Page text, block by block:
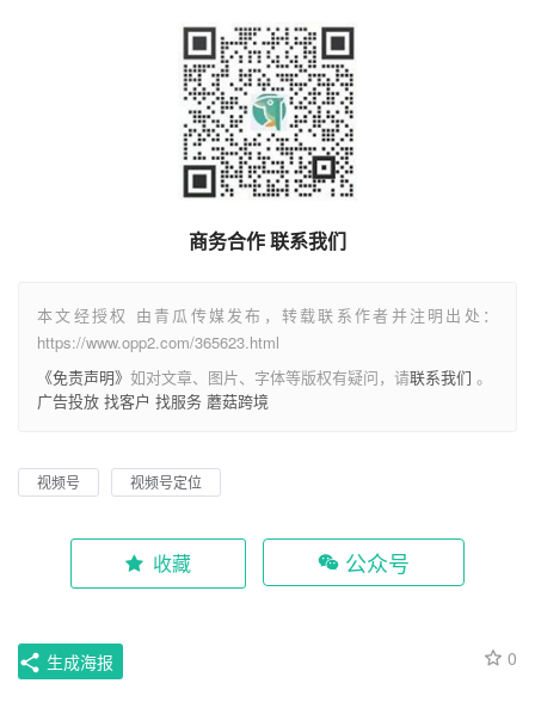
商务合作 联系我们
本文经授权 由青瓜传媒发布，转载联系作者并注明出处：
https://www.opp2.com/365623.html
《免责声明》 如对文章、图片、字体等版权有疑问，请联系我们 。
广告投放 找客户 找服务 蘑菇跨境
视频号 视频号定位
收藏 公众号
0
生成海报